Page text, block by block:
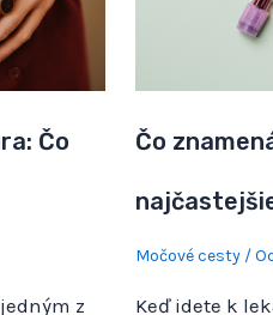
Čo
z
Čo
Močové cesty /
Keď idete k